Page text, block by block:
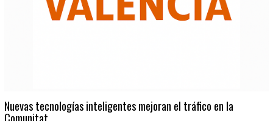
Nuevas tecnologías inteligentes mejoran el tráfico en la
Comunitat